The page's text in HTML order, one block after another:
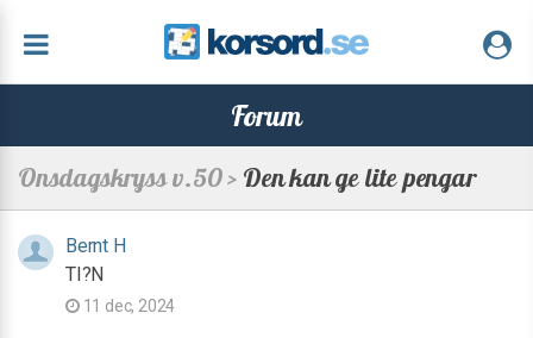
Forum
Onsdagskryss v.50 > Den kan ge lite pengar
Bernt H
TI?N
11 dec, 2024